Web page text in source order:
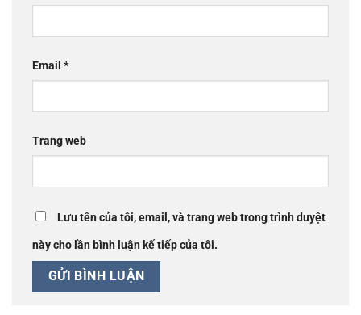
Email *
Trang web
Lưu tên của tôi, email, và trang web trong trình duyệt
này cho lần bình luận kế tiếp của tôi.